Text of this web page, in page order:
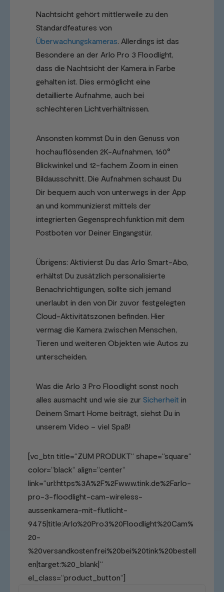
Nachtsicht gehört mittlerweile zu den
Standardfeatures von
Überwachungskameras. Allerdings ist das
Besondere an der Arlo Pro 3 Floodlight,
dass die Nachtsicht der Kamera in Farbe
gehalten ist. Dies ermöglicht eine
detaillierte Aufnahme, auch bei
schlechteren Lichtverhältnissen.
Ansonsten kommst Du in den Genuss von
hochauflösenden 2K-Aufnahmen, 160°
Blickwinkel und 12-fachem Zoom in einen
Bildausschnitt. Die Aufnahmen schaust Du
Dir bequem auch von unterwegs in der App
an und kommunizierst mittels der
integrierten Gegensprechfunktion mit dem
Postboten vor Deiner Eingangstür.
Übrigens: Aktivierst Du das Arlo Smart-Abo,
erhältst Du zusätzlich personalisierte
Benachrichtigungen, sollte sich jemand
unerlaubt in den von Dir zuvor festgelegten
Cloud-Aktivitätszonen befinden. Hier
vermag die Kamera zwischen Menschen,
Tieren und weiteren Objekten wie Autos zu
unterscheiden.
Was die Arlo 3 Pro Floodlight sonst noch
alles ausmacht und wie sie zur Sicherheit in
Deinem Smart Home beiträgt, siehst Du in
unserem Video – viel Spaß!
[vc_btn title=“ZUM PRODUKT“ shape=“square“
color=“black“ align=“center“
link=“url:https%3A%2F%2Fwww.tink.de%2Farlo-
pro-3-floodlight-cam-wireless-
aussenkamera-mit-flutlicht-
9475|title:Arlo%20Pro3%20Floodlight%20Cam%
20-
%20versandkostenfrei%20bei%20tink%20bestell
en|target:%20_blank|“
el_class=“product_button“]